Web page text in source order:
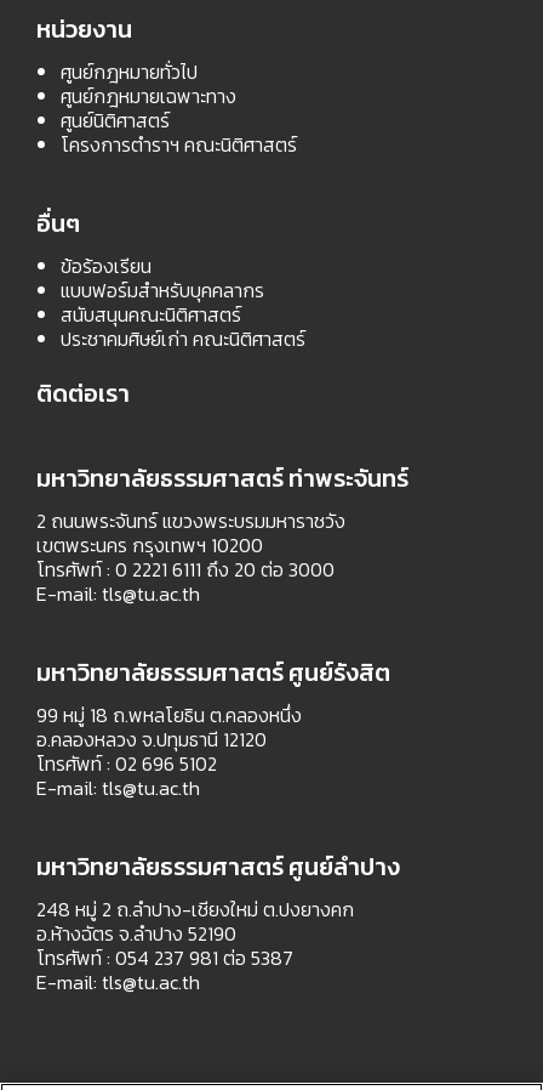
หน่วยงาน
ศูนย์กฎหมายทั่วไป
ศูนย์กฎหมายเฉพาะทาง
ศูนย์นิติศาสตร์
โครงการตำราฯ คณะนิติศาสตร์
อื่นๆ
ข้อร้องเรียน
แบบฟอร์มสำหรับบุคคลากร
สนับสนุนคณะนิติศาสตร์
ประชาคมศิษย์เก่า คณะนิติศาสตร์
ติดต่อเรา
มหาวิทยาลัยธรรมศาสตร์ ท่าพระจันทร์
2 ถนนพระจันทร์ แขวงพระบรมมหาราชวัง
เขตพระนคร กรุงเทพฯ 10200
โทรศัพท์ : 0 2221 6111 ถึง 20 ต่อ 3000
E-mail: tls@tu.ac.th
มหาวิทยาลัยธรรมศาสตร์ ศูนย์รังสิต
99 หมู่ 18 ถ.พหลโยธิน ต.คลองหนึ่ง
อ.คลองหลวง จ.ปทุมธานี 12120
โทรศัพท์ : 02 696 5102
E-mail: tls@tu.ac.th
มหาวิทยาลัยธรรมศาสตร์ ศูนย์ลำปาง
248 หมู่ 2 ถ.ลำปาง-เชียงใหม่ ต.ปงยางคก
อ.ห้างฉัตร จ.ลำปาง 52190
โทรศัพท์ : 054 237 981 ต่อ 5387
E-mail: tls@tu.ac.th